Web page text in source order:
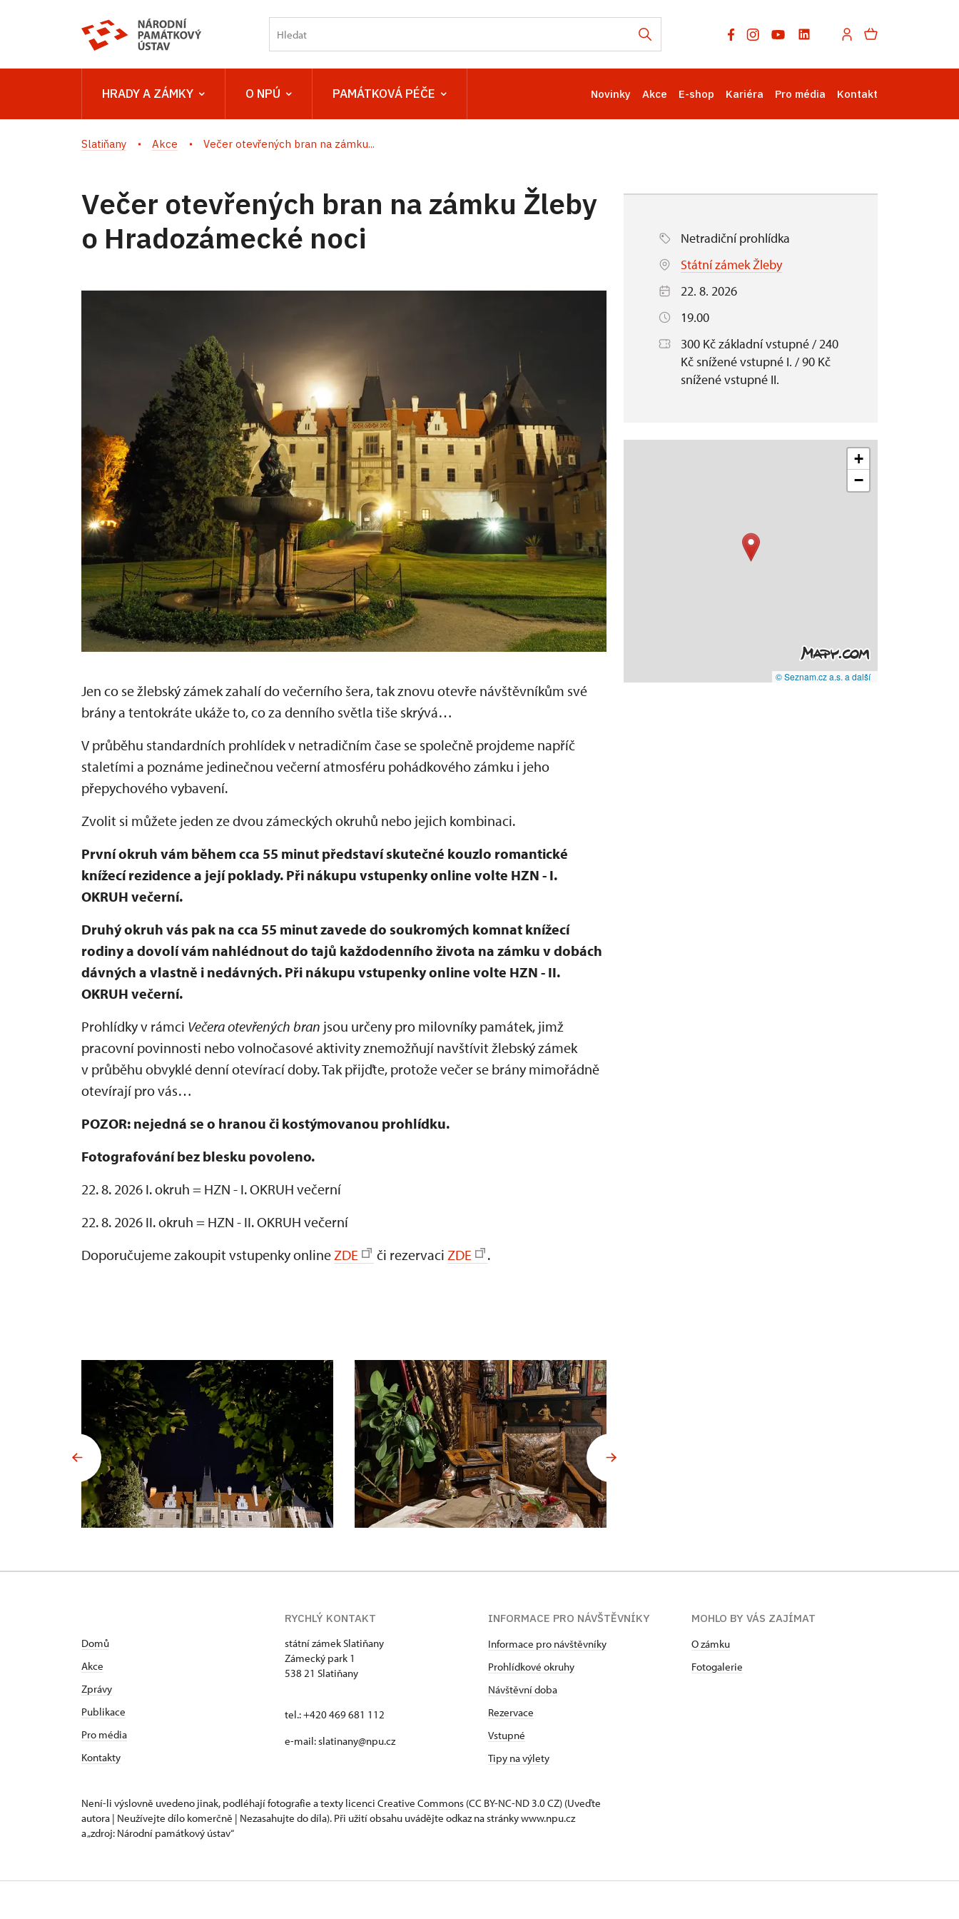
HRADY A ZÁMKY O NPÚ PAMÁTKOVÁ PÉČE Novinky Akce E-shop Kariéra Pro média Kontakt
Slatiňany Akce Večer otevřených bran na zámku...
Večer otevřených bran na zámku Žleby
o Hradozámecké noci
Jen co se žlebský zámek zahalí do večerního šera, tak znovu otevře návštěvníkům své
brány a tentokráte ukáže to, co za denního světla tiše skrývá…
V průběhu standardních prohlídek v netradičním čase se společně projdeme napříč
staletími a poznáme jedinečnou večerní atmosféru pohádkového zámku i jeho
přepychového vybavení.
Zvolit si můžete jeden ze dvou zámeckých okruhů nebo jejich kombinaci.
První okruh vám během cca 55 minut představí skutečné kouzlo romantické
knížecí rezidence a její poklady. Při nákupu vstupenky online volte HZN - I.
OKRUH večerní.
Druhý okruh vás pak na cca 55 minut zavede do soukromých komnat knížecí
rodiny a dovolí vám nahlédnout do tajů každodenního života na zámku v dobách
dávných a vlastně i nedávných. Při nákupu vstupenky online volte HZN - II.
OKRUH večerní.
Prohlídky v rámci Večera otevřených bran jsou určeny pro milovníky památek, jimž
pracovní povinnosti nebo volnočasové aktivity znemožňují navštívit žlebský zámek
v průběhu obvyklé denní otevírací doby. Tak přijďte, protože večer se brány mimořádně
otevírají pro vás…
POZOR: nejedná se o hranou či kostýmovanou prohlídku.
Fotografování bez blesku povoleno.
22. 8. 2026 I. okruh = HZN - I. OKRUH večerní
22. 8. 2026 II. okruh = HZN - II. OKRUH večerní
Doporučujeme zakoupit vstupenky onlineZDE či rezervaci ZDE .
Netradiční prohlídka
Státní zámek Žleby
22. 8. 2026
19.00
300 Kč základní vstupné / 240
Kč snížené vstupné I. / 90 Kč
snížené vstupné II.
+
−
© Seznam.cz a.s. a další
Domů
Akce
Zprávy
Publikace
Pro média
Kontakty
RYCHLÝ KONTAKT
státní zámek Slatiňany
Zámecký park 1
538 21 Slatiňany
tel.: +420 469 681 112
e-mail: slatinany@npu.cz
INFORMACE PRO NÁVŠTĚVNÍKY
Informace pro návštěvníky
Prohlídkové okruhy
Návštěvní doba
Rezervace
Vstupné
Tipy na výlety
MOHLO BY VÁS ZAJÍMAT
O zámku
Fotogalerie
Není-li výslovně uvedeno jinak, podléhají fotografie a texty licenci Creative Commons (CC BY-NC-ND 3.0 CZ) (Uveďte
autora | Neužívejte dílo komerčně | Nezasahujte do díla). Při užití obsahu uvádějte odkaz na stránky www.npu.cz
a „zdroj: Národní památkový ústav“